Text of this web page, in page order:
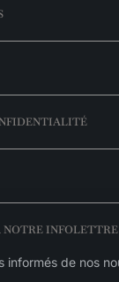
des stocks
NOTRE INFOLETTRE
informés de nos